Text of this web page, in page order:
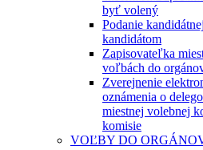
byť volený
Podanie
kandidátom
Zapisovateľka
voľbách do
Zverejnenie
oznámenia o
miestnej volebnej
komisie
VOĽBY DO